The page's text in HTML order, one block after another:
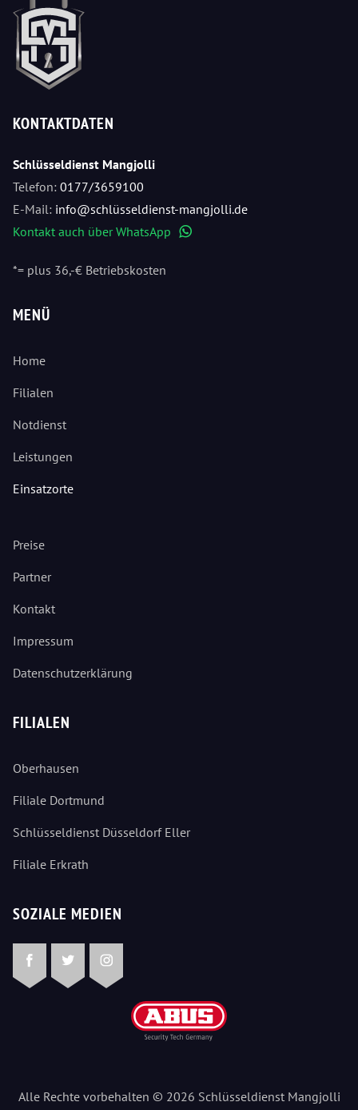
KONTAKTDATEN
Schlüsseldienst Mangjolli
Telefon: 0177/3659100
E-Mail: info@schlüsseldienst-mangjolli.de
Kontakt auch über WhatsApp
*= plus 36,-€ Betriebskosten
MENÜ
Home
Filialen
Notdienst
Leistungen
Einsatzorte
Preise
Partner
Kontakt
Impressum
Datenschutzerklärung
FILIALEN
Oberhausen
Filiale Dortmund
Schlüsseldienst Düsseldorf Eller
Filiale Erkrath
SOZIALE MEDIEN
FacebookTwitterInstagram
Alle Rechte vorbehalten © 2026 Schlüsseldienst Mangjolli